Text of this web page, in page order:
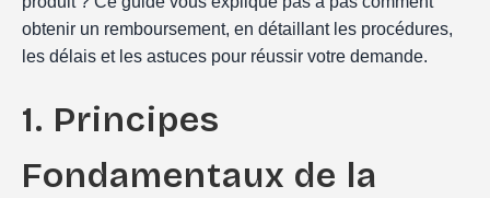
obtenir un remboursement, en détaillant les procédures,
les délais et les astuces pour réussir votre demande.
1. Principes
Fondamentaux de la